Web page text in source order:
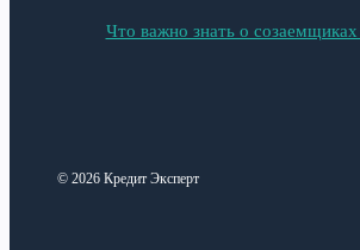
Что важно знать о
© 2026 Кредит Эксперт